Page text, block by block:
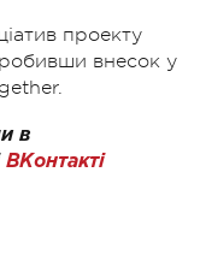
проекту
внесок у
в
ВКонтакті